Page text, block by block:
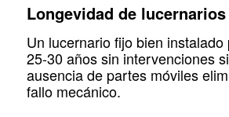
Longevidad de
Un lucernario fijo bien instalado
25-30 años sin intervenciones
ausencia de partes móviles
fallo mecánico.